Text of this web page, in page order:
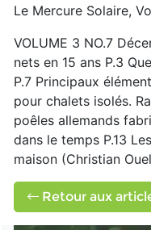
Le Mercure Solaire,
VOLUME 3 NO.7
nets en 15 ans P.3
P.7 Principaux
pour chalets isolés.
poêles allemands
dans le temps P.13
maison (Christian
Retour aux